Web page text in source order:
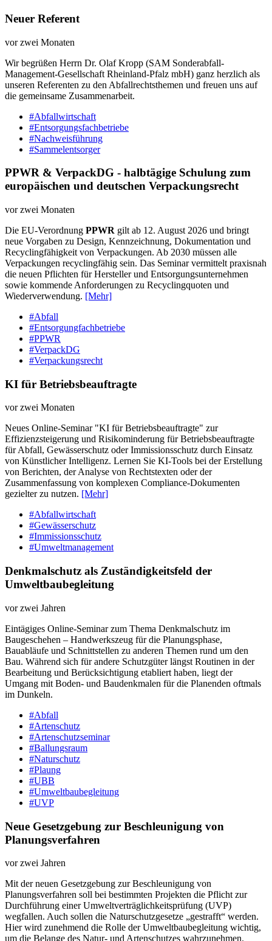
Neuer Referent
vor zwei Monaten
Wir begrüßen Herrn Dr. Olaf Kropp (SAM Sonderabfall-
Management-Gesellschaft Rheinland-Pfalz mbH) ganz herzlich als
unseren Referenten zu den Abfallrechtsthemen und freuen uns auf
die gemeinsame Zusammenarbeit.
#Abfallwirtschaft
#Entsorgungsfachbetriebe
#Nachweisführung
#Sammelentsorger
PPWR & VerpackDG - halbtägige Schulung zum
europäischen und deutschen Verpackungsrecht
vor zwei Monaten
Die EU-Verordnung PPWR gilt ab 12. August 2026 und bringt
neue Vorgaben zu Design, Kennzeichnung, Dokumentation und
Recyclingfähigkeit von Verpackungen. Ab 2030 müssen alle
Verpackungen recyclingfähig sein. Das Seminar vermittelt praxisnah
die neuen Pflichten für Hersteller und Entsorgungsunternehmen
sowie kommende Anforderungen zu Recyclingquoten und
Wiederverwendung. [Mehr]
#Abfall
#Entsorgungfachbetriebe
#PPWR
#VerpackDG
#Verpackungsrecht
KI für Betriebsbeauftragte
vor zwei Monaten
Neues Online-Seminar "KI für Betriebsbeauftragte" zur
Effizienzsteigerung und Risikominderung für Betriebsbeauftragte
für Abfall, Gewässerschutz oder Immissionsschutz durch Einsatz
von Künstlicher Intelligenz. Lernen Sie KI-Tools bei der Erstellung
von Berichten, der Analyse von Rechtstexten oder der
Zusammenfassung von komplexen Compliance-Dokumenten
gezielter zu nutzen. [Mehr]
#Abfallwirtschaft
#Gewässerschutz
#Immissionsschutz
#Umweltmanagement
Denkmalschutz als Zuständigkeitsfeld der
Umweltbaubegleitung
vor zwei Jahren
Eintägiges Online-​Seminar zum Thema Denkmalschutz im
Baugeschehen – Handwerkszeug für die Planungsphase,
Bauabläufe und Schnittstellen zu anderen Themen rund um den
Bau. Während sich für andere Schutzgüter längst Routinen in der
Bearbeitung und Berücksichtigung etabliert haben, liegt der
Umgang mit Boden-​ und Baudenkmalen für die Planenden oftmals
im Dunkeln.
#Abfall
#Artenschutz
#Artenschutzseminar
#Ballungsraum
#Naturschutz
#Plaung
#UBB
#Umweltbaubegleitung
#UVP
Neue Gesetzgebung zur Beschleunigung von
Planungsverfahren
vor zwei Jahren
Mit der neuen Gesetzgebung zur Beschleunigung von
Planungsverfahren soll bei bestimmten Projekten die Pflicht zur
Durchführung einer Umweltverträglichkeitsprüfung (UVP)
wegfallen. Auch sollen die Naturschutzgesetze „gestrafft“ werden.
Hier wird zunehmend die Rolle der Umweltbaubegleitung wichtig,
um die Belange des Natur- und Artenschutzes wahrzunehmen.